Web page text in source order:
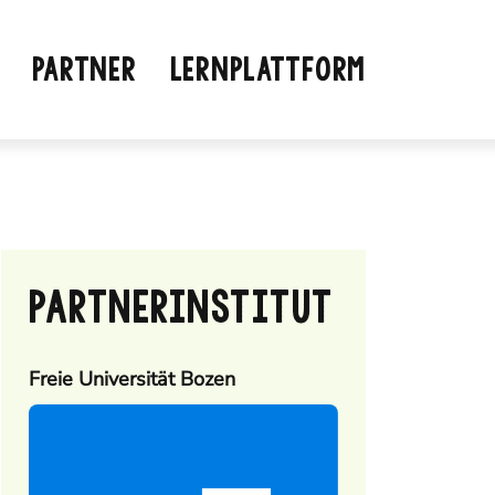
PARTNER LERNPLATTFORM
PARTNERINSTITUT
Freie Universität Bozen